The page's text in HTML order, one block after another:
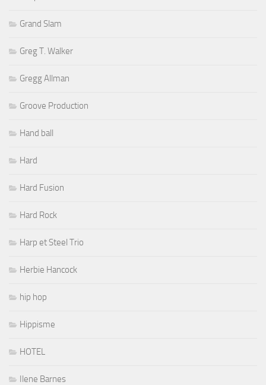
Grand Slam
Greg T. Walker
Gregg Allman
Groove Production
Hand ball
Hard
Hard Fusion
Hard Rock
Harp et Steel Trio
Herbie Hancock
hip hop
Hippisme
HOTEL
Ilene Barnes